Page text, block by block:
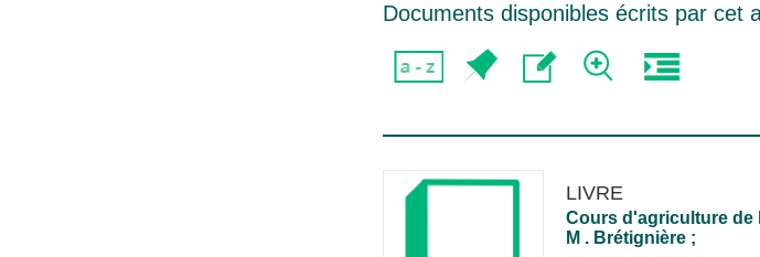
Documents disponibles écrits par cet
LIVRE
Cours d'agriculture de
M . Brétignière ;